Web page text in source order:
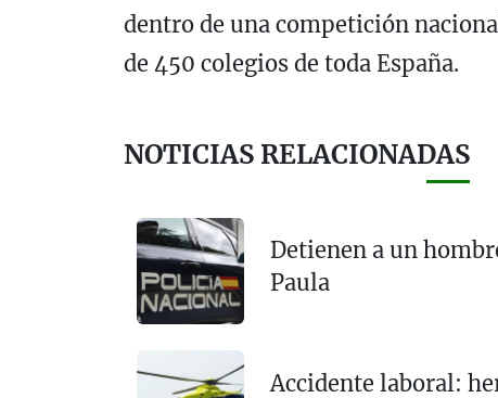
dentro de una competición
de 450 colegios de toda España.
NOTICIAS RELACIONADAS
Detienen a un
Paula
Accidente laboral: